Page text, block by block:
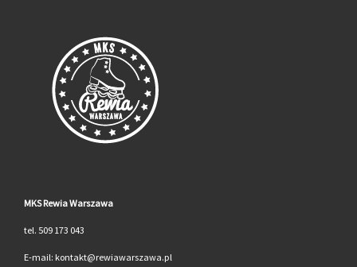
MKS Rewia Warszawa
tel. 509 173 043
E-mail: kontakt@rewiawarszawa.pl